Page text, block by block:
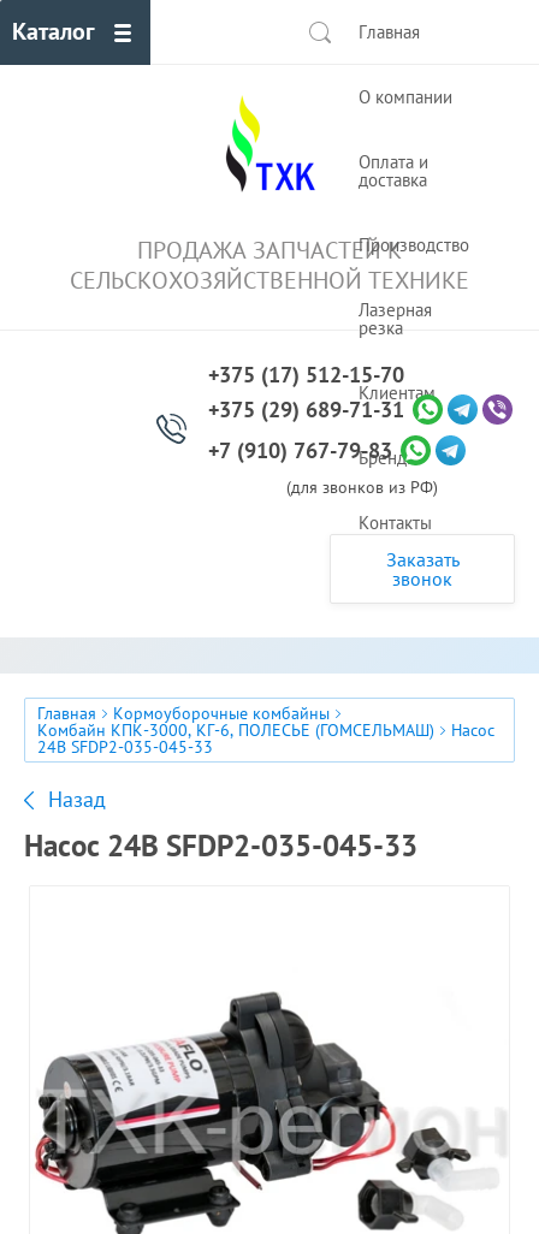
Каталог Главная
О компании
Оплата и
доставка
Производство
Лазерная
резка
Клиентам
Бренды
Контакты
ПРОДАЖА ЗАПЧАСТЕЙ К
СЕЛЬСКОХОЗЯЙСТВЕННОЙ ТЕХНИКЕ
+375 (17) 512-15-70
+375 (29) 689-71-31
+7 (910) 767-79-83
(для звонков из РФ)
Заказать
звонок
Главная Кормоуборочные комбайны
Комбайн КПК-3000, КГ-6, ПОЛЕСЬЕ (ГОМСЕЛЬМАШ) Насос
24В SFDP2-035-045-33
Назад
Насос 24В SFDP2-035-045-33